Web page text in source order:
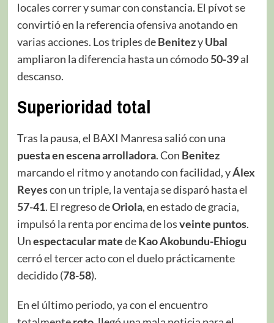
locales correr y sumar con constancia. El pívot se
convirtió en la referencia ofensiva anotando en
varias acciones. Los triples deBenitezyUbal
ampliaron la diferencia hasta un cómodo50-39al
descanso.
Superioridad total
Tras la pausa, el BAXI Manresa salió con una
puesta en escena arrolladora. Con Benitez
marcando el ritmo y anotando con facilidad, yÁlex
Reyescon un triple, la ventaja se disparó hasta el
57-41. El regreso deOriola, en estado de gracia,
impulsó la renta por encima de losveinte puntos.
Unespectacular matedeKao Akobundu-Ehiogu
cerró el tercer acto con el duelo prácticamente
decidido (78-58).
En el último periodo, ya con el encuentro